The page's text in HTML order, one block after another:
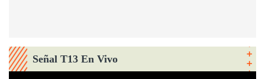
Señal T13 En Vivo